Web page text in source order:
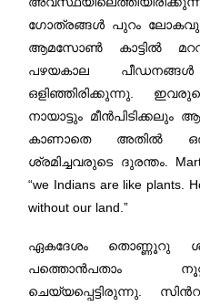
ഗോത്രങ്ങള്‍ പുറം
ആമസോണ്‍ കാട്ടില്‍
പഴയകാല
ഒളിഞ്ഞിരിക്കുന്നു.
നായാട്ടും
കാണാതെ അതില്‍ ഒരു
ശ്രമിച്ചവരുടെ ദുരന്തം.
“we Indians are like plants.
without our land.”
ഏകദേശം തൊണ്ണൂറു
പത്തൊന്‍പതാം
ചെയ്യപ്പെട്ടിരുന്നു.